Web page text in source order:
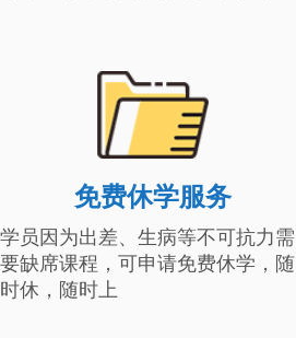
免费休学服务
学员因为出差、生病等不可抗力需
要缺席课程，可申请免费休学，随
时休，随时上